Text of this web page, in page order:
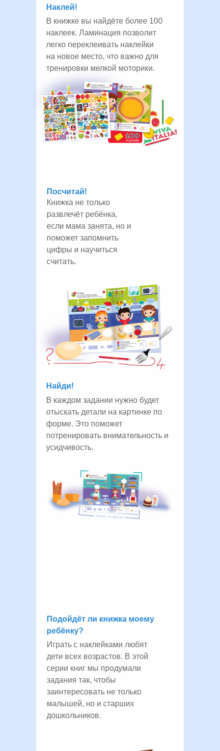
Наклей!
Посчитай!
Книжка не только
развлечёт ребёнка,
если мама занята, но и
поможет запомнить
цифры и научиться
считать.
Найди!
В каждом задании нужно будет
отыскать детали на картинке по
форме. Это поможет
потренировать внимательность и
усидчивость.
Подойдёт ли книжка моему
ребёнку?
Играть с наклейками любят
дети всех возрастов. В этой
серии книг мы продумали
задания так, чтобы
заинтересовать не только
малышей, но и старших
дошкольников.
В книжке вы найдёте более 100
наклеек. Ламинация позволит
легко переклеивать наклейки
на новое место, что важно для
тренировки мелкой моторики.